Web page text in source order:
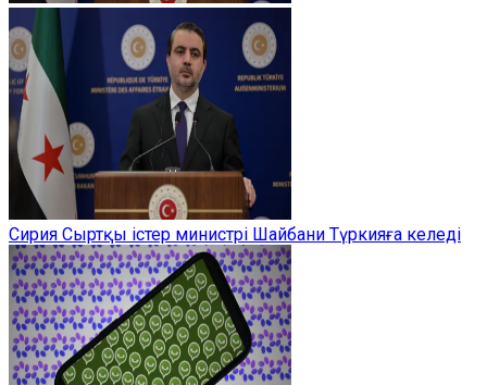
Сирия Сыртқы істер министрі Шайбани Түркияға келеді